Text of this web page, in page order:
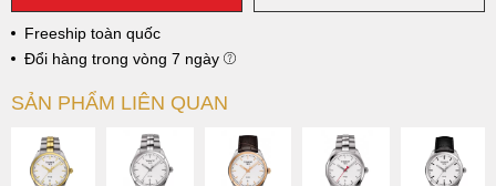
Freeship toàn quốc
Đổi hàng trong vòng 7 ngày
SẢN PHẨM LIÊN QUAN